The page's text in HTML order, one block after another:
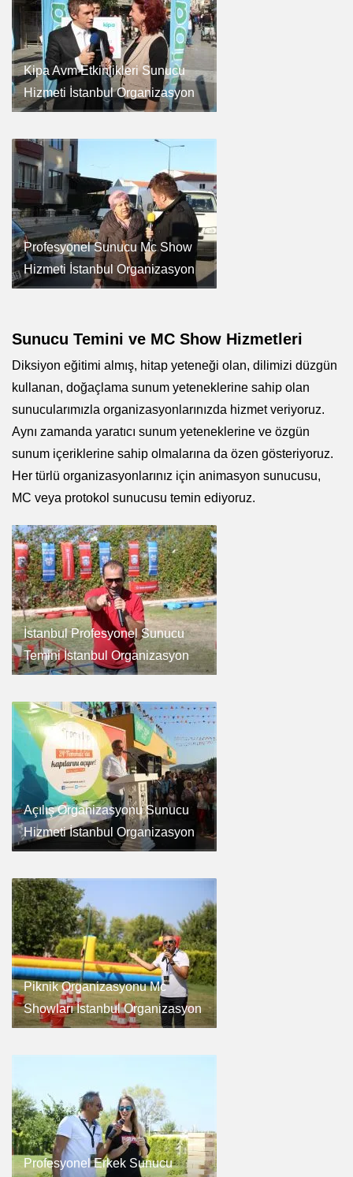
Kipa Avm Etkinlikleri Sunucu
Hizmeti İstanbul Organizasyon
Profesyonel Sunucu Mc Show
Hizmeti İstanbul Organizasyon
Sunucu Temini ve MC Show Hizmetleri
Diksiyon eğitimi almış, hitap yeteneği olan, dilimizi düzgün
kullanan, doğaçlama sunum yeteneklerine sahip olan
sunucularımızla organizasyonlarınızda hizmet veriyoruz.
Aynı zamanda yaratıcı sunum yeteneklerine ve özgün
sunum içeriklerine sahip olmalarına da özen gösteriyoruz.
Her türlü organizasyonlarınız için animasyon sunucusu,
MC veya protokol sunucusu temin ediyoruz.
İstanbul Profesyonel Sunucu
Temini İstanbul Organizasyon
Açılış Organizasyonu Sunucu
Hizmeti İstanbul Organizasyon
Piknik Organizasyonu Mc
Showları İstanbul Organizasyon
Profesyonel Erkek Sunucu